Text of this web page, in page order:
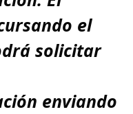
el
solicitar
enviando